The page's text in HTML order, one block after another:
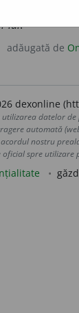
viață, fără
lui.
adăugată de
dexonline
datelor de
automată
nostru
spre utilizare